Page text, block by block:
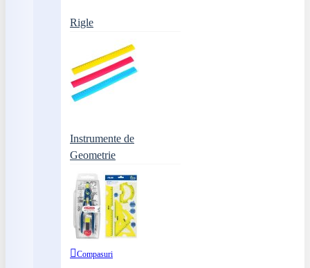
Rigle
Instrumente de
Geometrie
Compasuri